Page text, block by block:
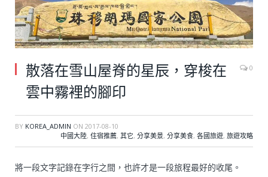
散落在雪山屋脊的星辰，穿梭在
雲中霧裡的腳印
0
BY KOREA_ADMIN ON 2017-08-10
中國大陸, 住宿推薦, 其它, 分享美景, 分享美食, 各國旅遊, 旅遊攻略
將一段文字記錄在字行之間，也許才是一段旅程最好的收尾。